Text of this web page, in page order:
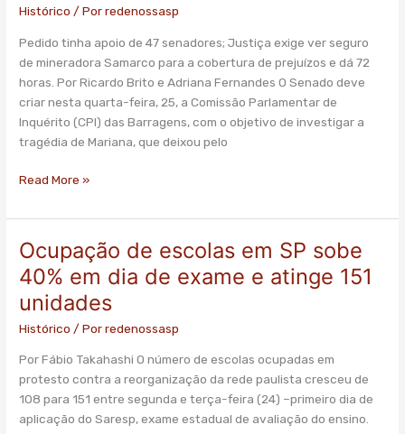
Histórico / Porredenossasp
Pedido tinha apoio de 47 senadores; Justiça exige ver seguro
de mineradora Samarco para a cobertura de prejuízos e dá 72
horas. Por Ricardo Brito e Adriana Fernandes O Senado deve
criar nesta quarta-feira, 25, a Comissão Parlamentar de
Inquérito (CPI) das Barragens, com o objetivo de investigar a
tragédia de Mariana, que deixou pelo
CPI
Read More »
Ocupação de escolas em SP sobe
40% em dia de exame e atinge 151
unidades
Histórico / Porredenossasp
Por Fábio Takahashi O número de escolas ocupadas em
protesto contra a reorganização da rede paulista cresceu de
108 para 151 entre segunda e terça-feira (24) –primeiro dia de
aplicação do Saresp, exame estadual de avaliação do ensino.
Ocupação
de
escolas
em
SP
40%
em
dia
de